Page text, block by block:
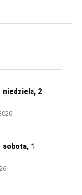
niedziela, 2
sobota, 1